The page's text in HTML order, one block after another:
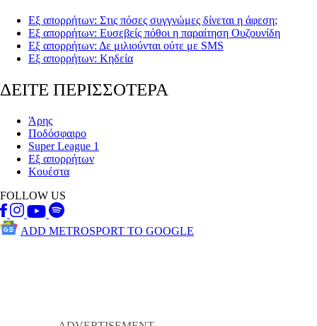
Εξ απορρήτων: Στις πόσες συγγνώμες δίνεται η άφεση;
Εξ απορρήτων: Ευσεβείς πόθοι η παραίτηση Ουζουνίδη
Εξ απορρήτων: Δε μιλιούνται ούτε με SMS
Εξ απορρήτων: Κηδεία
ΔΕΙΤΕ ΠΕΡΙΣΣΟΤΕΡΑ
Άρης
Ποδόσφαιρο
Super League 1
Εξ απορρήτων
Κουέστα
FOLLOW US
ADD METROSPORT TO GOOGLE